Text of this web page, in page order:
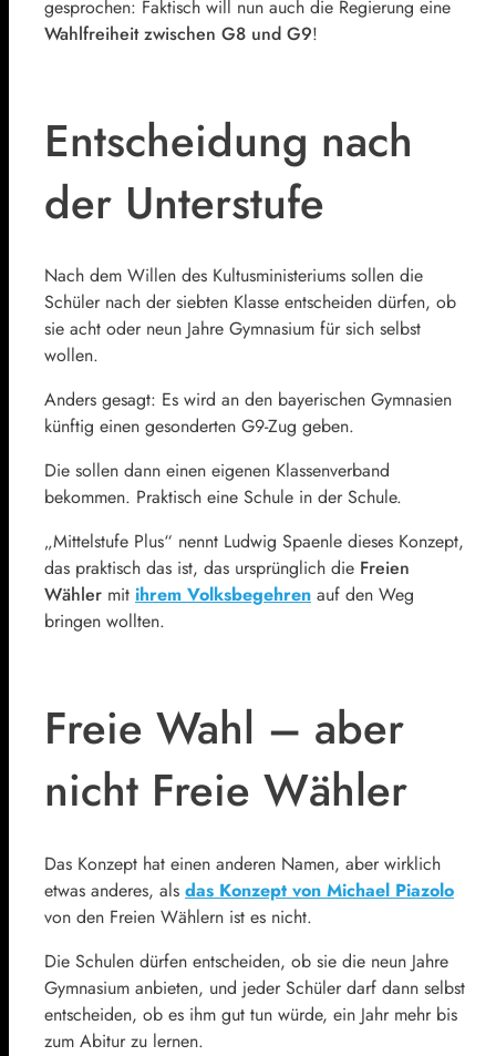
gesprochen: Faktisch will nun auch die Regierung eine
Wahlfreiheit zwischen G8 und G9!
Entscheidung nach
der Unterstufe
Nach dem Willen des Kultusministeriums sollen die
Schüler nach der siebten Klasse entscheiden dürfen, ob
sie acht oder neun Jahre Gymnasium für sich selbst
wollen.
Anders gesagt: Es wird an den bayerischen Gymnasien
künftig einen gesonderten G9-Zug geben.
Die sollen dann einen eigenen Klassenverband
bekommen. Praktisch eine Schule in der Schule.
„Mittelstufe Plus“ nennt Ludwig Spaenle dieses Konzept,
das praktisch das ist, das ursprünglich die Freien
Wähler mit ihrem Volksbegehren auf den Weg
bringen wollten.
Freie Wahl – aber
nicht Freie Wähler
Das Konzept hat einen anderen Namen, aber wirklich
etwas anderes, als das Konzept von Michael Piazolo
von den Freien Wählern ist es nicht.
Die Schulen dürfen entscheiden, ob sie die neun Jahre
Gymnasium anbieten, und jeder Schüler darf dann selbst
entscheiden, ob es ihm gut tun würde, ein Jahr mehr bis
zum Abitur zu lernen.